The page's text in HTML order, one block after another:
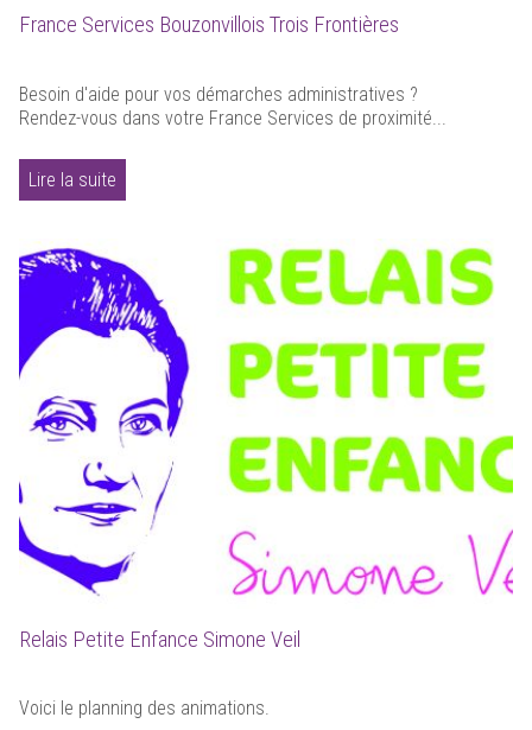
France Services Bouzonvillois Trois Frontières
Besoin d'aide pour vos démarches administratives ?
Rendez-vous dans votre France Services de proximité...
Lire la suite
Relais Petite Enfance Simone Veil
Voici le planning des animations.